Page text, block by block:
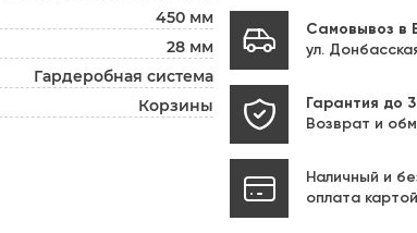
450 мм
28 мм
Гардеробная система
Корзины
Самовывоз в
ул.
Гарантия до
Возврат и
Наличный и
оплата